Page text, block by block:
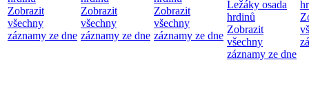
Zobrazit
všechny
záznamy ze dne
Zobrazit
všechny
záznamy ze dne
Zobrazit
všechny
záznamy ze dne
Ležáky osada
hrdinů
Zobrazit
všechny
záznamy ze dne